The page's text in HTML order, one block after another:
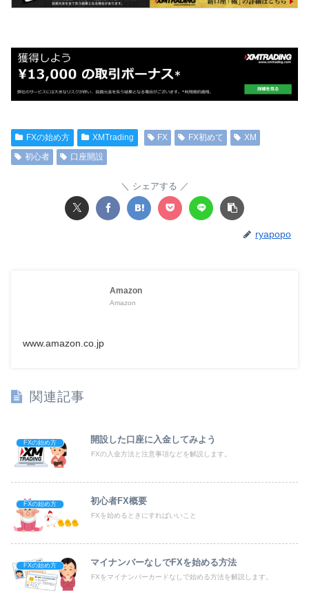
FXの始め方 XMTrading FX FX初めて
XM
初心者
口座開設
シェアする
ryapopo
Amazon
Amazon
www.amazon.co.jp
関連記事
FXの始め方 開設した口座に入金してみよう
FXの入金方法と注意事項などを解説します。
FXの始め方 初心者FX概要
FXを始めるときにすればいいこと
FXの始め方 マイナンバーなしでFXを始める方法
FXをマイナンバーカードなしで始める方法を解説します。